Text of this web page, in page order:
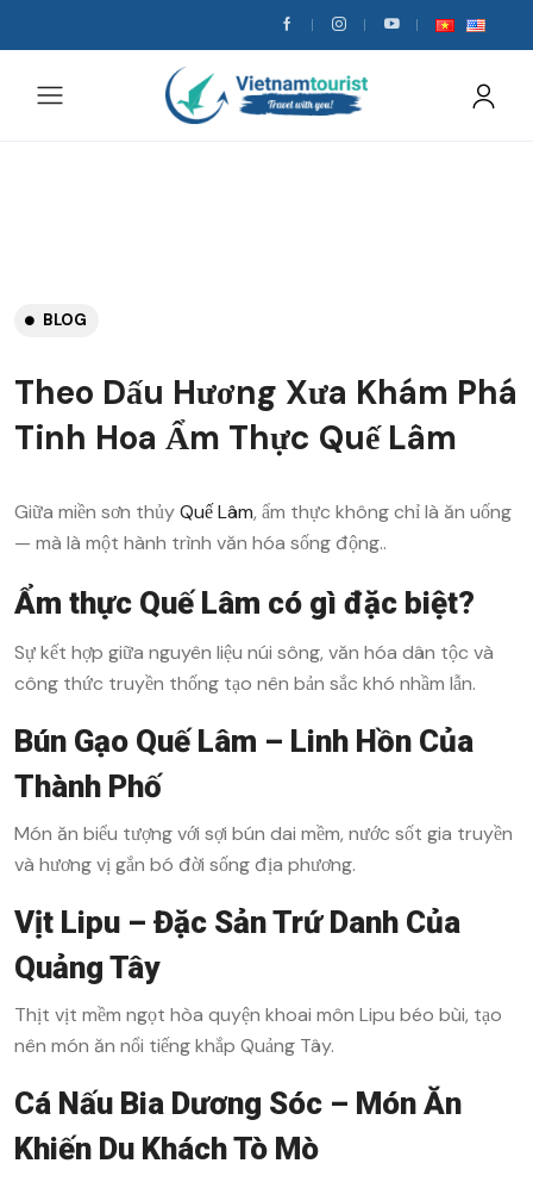
BLOG
Theo Dấu Hương Xưa Khám Phá
Tinh Hoa Ẩm Thực Quế Lâm
Giữa miền sơn thủyQuế Lâm, ẩm thực không chỉ là ăn uống
— mà là một hành trình văn hóa sống động..
Ẩm thực Quế Lâm có gì đặc biệt?
Sự kết hợp giữa nguyên liệu núi sông, văn hóa dân tộc và
công thức truyền thống tạo nên bản sắc khó nhầm lẫn.
Bún Gạo Quế Lâm – Linh Hồn Của
Thành Phố
Món ăn biểu tượng với sợi bún dai mềm, nước sốt gia truyền
và hương vị gắn bó đời sống địa phương.
Vịt Lipu – Đặc Sản Trứ Danh Của
Quảng Tây
Thịt vịt mềm ngọt hòa quyện khoai môn Lipu béo bùi, tạo
nên món ăn nổi tiếng khắp Quảng Tây.
Cá Nấu Bia Dương Sóc – Món Ăn
Khiến Du Khách Tò Mò